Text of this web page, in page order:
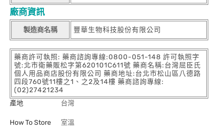
廠商資訊
製造商名稱 豐華生物科技股份有限公司
藥商許可執照: 藥商諮詢專線:0800-051-148 許可執照字
號:北市衛藥販松字第620101C611號 藥商名稱:台灣屈臣氏
個人用品商店股份有限公司 藥商地址:台北市松山區八德路
四段760號11樓之1、之2及14樓 藥商諮詢專線:
(02)27421234
產地
台灣
How To Store 室溫